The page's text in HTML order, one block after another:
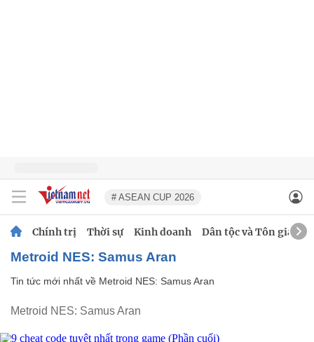
# ASEAN CUP 2026
Chính trị Thời sự Kinh doanh Dân tộc và Tôn giáo
Metroid NES: Samus Aran
Tin tức mới nhất về Metroid NES: Samus Aran
Metroid NES: Samus Aran